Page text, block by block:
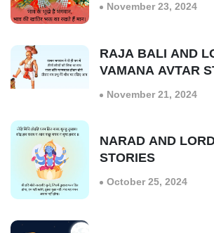
November 23, 2024
RAJA BALI AND
VAMANA AVTAR
November 21, 2024
NARAD AND
STORIES
October 25, 2024